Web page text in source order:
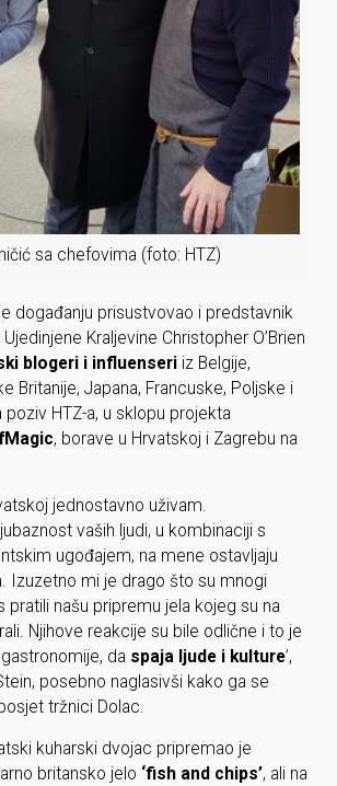
sa chefovima (foto: HTZ)
događanju prisustvovao i predstavnik
Kraljevine Christopher O’Brien
blogeri i influenseriiz Belgije,
Britanije, Japana, Francuske, Poljske i
HTZ-a, u sklopu projekta
, borave u Hrvatskoj i Zagrebu na
jednostavno uživam.
vaših ljudi, u kombinaciji s
ugođajem, na mene ostavljaju
Izuzetno mi je drago što su mnogi
pratili našu pripremu jela kojeg su na
Njihove reakcije su bile odlične i to je
da spaja ljude i kulture’,
posebno naglasivši kako ga se
tržnici Dolac.
kuharski dvojac pripremao je
britansko jelo ‘fish and chips’, ali na